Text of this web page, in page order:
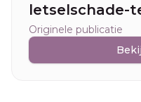
letselschade-
Originele publicatie